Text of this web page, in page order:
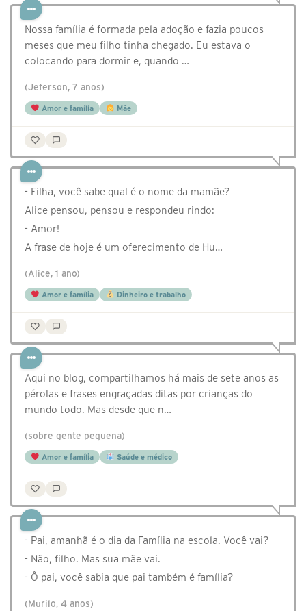
Nossa família é formada pela adoção e fazia poucos
meses que meu filho tinha chegado. Eu estava o
colocando para dormir e, quando …
(Jeferson, 7 anos)
Amor e família Mãe
- Filha, você sabe qual é o nome da mamãe?
Alice pensou, pensou e respondeu rindo:
- Amor!
A frase de hoje é um oferecimento de Hu…
(Alice, 1 ano)
Amor e família Dinheiro e trabalho
Aqui no blog, compartilhamos há mais de sete anos as
pérolas e frases engraçadas ditas por crianças do
mundo todo. Mas desde que n…
(sobre gente pequena)
Amor e família Saúde e médico
- Pai, amanhã é o dia da Família na escola. Você vai?
- Não, filho. Mas sua mãe vai.
- Ô pai, você sabia que pai também é família?
(Murilo, 4 anos)